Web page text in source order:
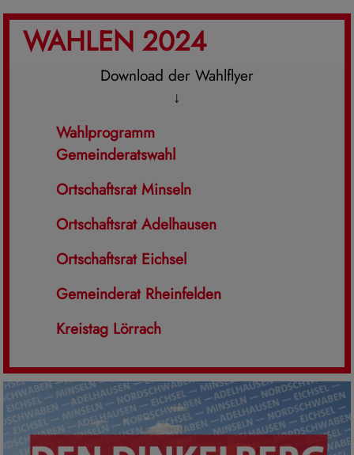
WAHLEN 2024
Download der Wahlflyer
↓
Wahlprogramm
Gemeinderatswahl
Ortschaftsrat Minseln
Ortschaftsrat Adelhausen
Ortschaftsrat Eichsel
Gemeinderat Rheinfelden
Kreistag Lörrach